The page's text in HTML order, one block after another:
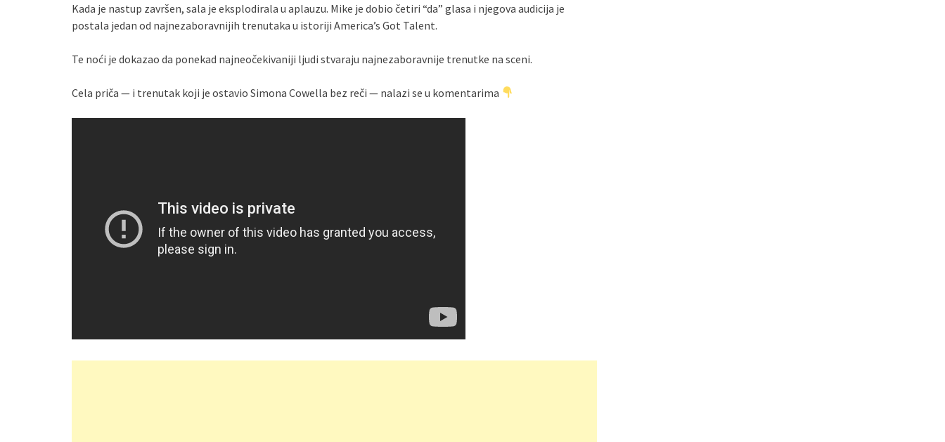
Kada je nastup završen, sala je eksplodirala u aplauzu. Mike je dobio četiri “da” glasa i njegova audicija je
postala jedan od najnezaboravnijih trenutaka u istoriji America’s Got Talent.
Te noći je dokazao da ponekad najneočekivaniji ljudi stvaraju najnezaboravnije trenutke na sceni.
Cela priča — i trenutak koji je ostavio Simona Cowella bez reči — nalazi se u komentarima